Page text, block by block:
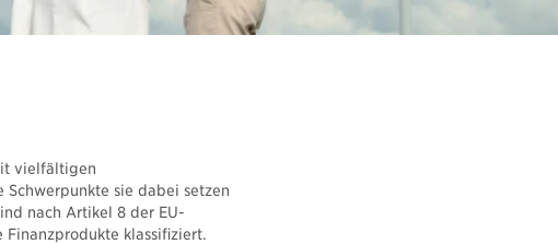
Rechner und Schnittstellen
vielfältigen
sie dabei setzen
nach Artikel 8 der EU-
klassifiziert.